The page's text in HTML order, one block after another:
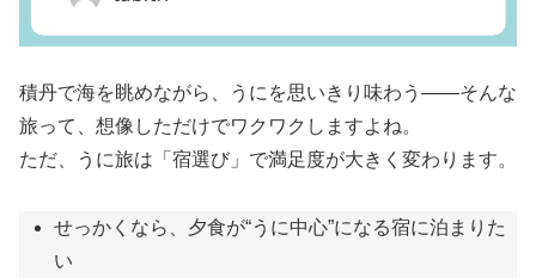
積丹で海を眺めながら、うにを思いきり味わう——そんな
旅って、想像しただけでワクワクしますよね。
ただ、うに旅は「宿選び」で満足度が大きく変わります。
せっかくなら、夕食が“うに中心”になる宿に泊まりた
い